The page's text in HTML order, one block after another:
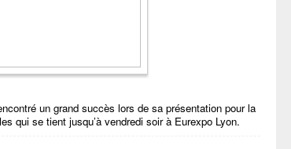
un grand succès lors de sa présentation pour la
qui se tient jusqu’à vendredi soir à Eurexpo Lyon.